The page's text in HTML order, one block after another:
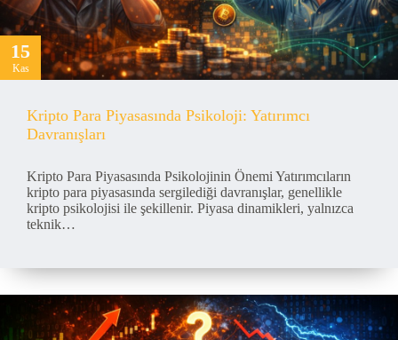
15
Kas
Kripto Para Piyasasında Psikoloji: Yatırımcı
Davranışları
Kripto Para Piyasasında Psikolojinin Önemi Yatırımcıların
kripto para piyasasında sergilediği davranışlar, genellikle
kripto psikolojisi ile şekillenir. Piyasa dinamikleri, yalnızca
teknik…